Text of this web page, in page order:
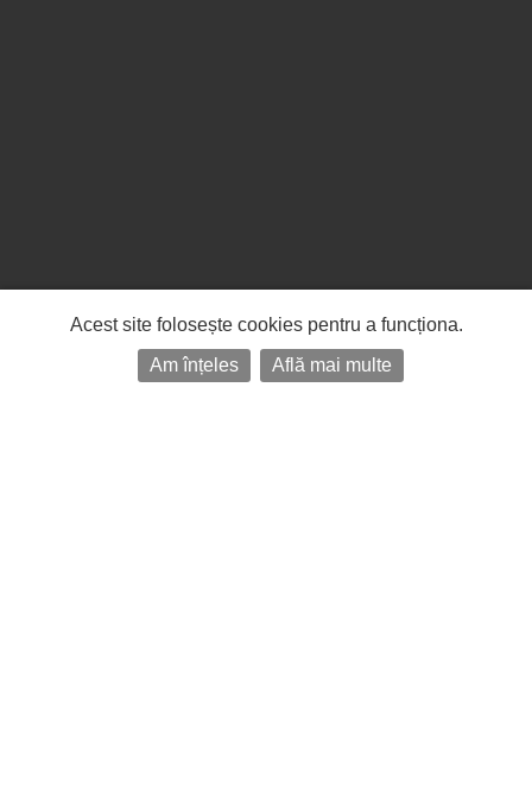
Acest site folosește cookies pentru a funcționa.
Am înțeles
Află mai multe